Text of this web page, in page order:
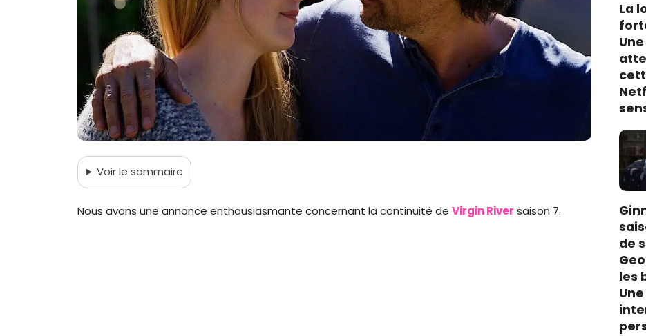
Voirle sommaire
Nous avons une annonce enthousiasmante concernant la continuité de Virgin River saison 7.
La
de
les